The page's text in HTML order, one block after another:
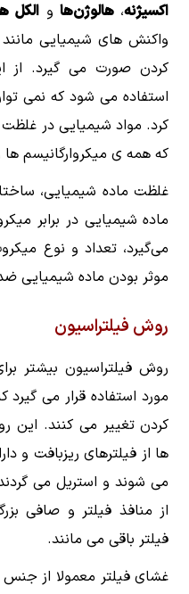
اکسیژنه، هالوژن‌ها و الکل
واکنش‌ های شیمیایی مانند
کردن صورت می گیرد. از
استفاده می شود که نمی
کرد. مواد شیمیایی در غلظت
که همه ی میکروارگانیسم ها
غلظت ماده شیمیایی،
ماده شیمیایی در برابر
می‌گیرد، تعداد و نوع
موثر بودن ماده شیمیایی
روش فیلتراسیون
روش فیلتراسیون بیشتر
مورد استفاده قرار می گیرد
کردن تغییر می کنند.
ها از فیلترهای ریزبافت و
می شوند و استریل می
از منافذ فیلتر و صافی
فیلتر باقی می ‌مانند.
غشای فیلتر معمولا از